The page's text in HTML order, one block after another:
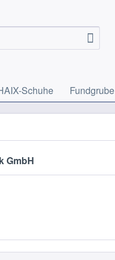
Schuhe Fundgrube
GmbH